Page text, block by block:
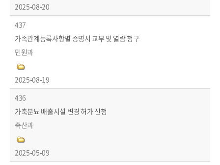
2025-08-20
437
가족관계등록사항별 증명서 교부 및 열람 청구
민원과
2025-08-19
436
가축분뇨 배출시설 변경 허가 신청
축산과
2025-05-09